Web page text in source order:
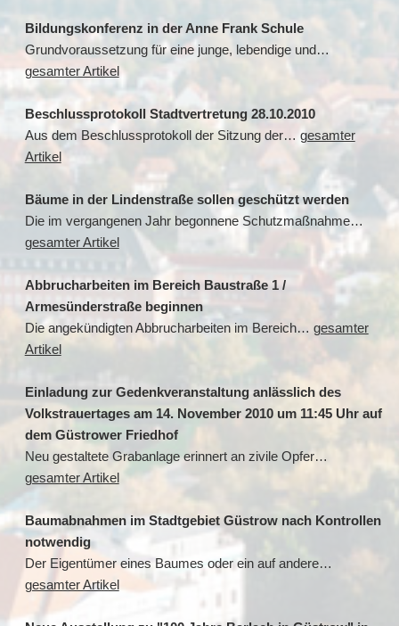
Bildungskonferenz in der Anne Frank Schule
Grundvoraussetzung für eine junge, lebendige und…
gesamter Artikel
Beschlussprotokoll Stadtvertretung 28.10.2010
Aus dem Beschlussprotokoll der Sitzung der… gesamter
Artikel
Bäume in der Lindenstraße sollen geschützt werden
Die im vergangenen Jahr begonnene Schutzmaßnahme…
gesamter Artikel
Abbrucharbeiten im Bereich Baustraße 1 /
Armesünderstraße beginnen
Die angekündigten Abbrucharbeiten im Bereich… gesamter
Artikel
Einladung zur Gedenkveranstaltung anlässlich des
Volkstrauertages am 14. November 2010 um 11:45 Uhr auf
dem Güstrower Friedhof
Neu gestaltete Grabanlage erinnert an zivile Opfer…
gesamter Artikel
Baumabnahmen im Stadtgebiet Güstrow nach Kontrollen
notwendig
Der Eigentümer eines Baumes oder ein auf andere…
gesamter Artikel